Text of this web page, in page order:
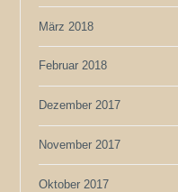
März 2018
Februar 2018
Dezember 2017
November 2017
Oktober 2017